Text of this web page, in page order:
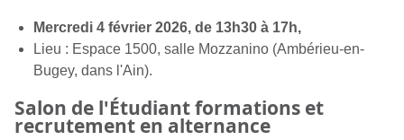
Mercredi 4 février 2026, de 13h30 à 17h,
Lieu : Espace 1500, salle Mozzanino (Ambérieu-en-
Bugey, dans l'Ain).
Salon de l'Étudiant formations et
recrutement en alternance